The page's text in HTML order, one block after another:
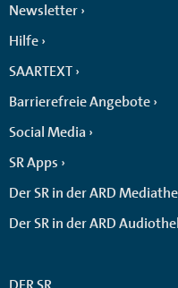
Newsletter
Hilfe
SAARTEXT
Barrierefreie Angebote
Social Media
SR Apps
Der SR in der ARD
Der SR in der ARD